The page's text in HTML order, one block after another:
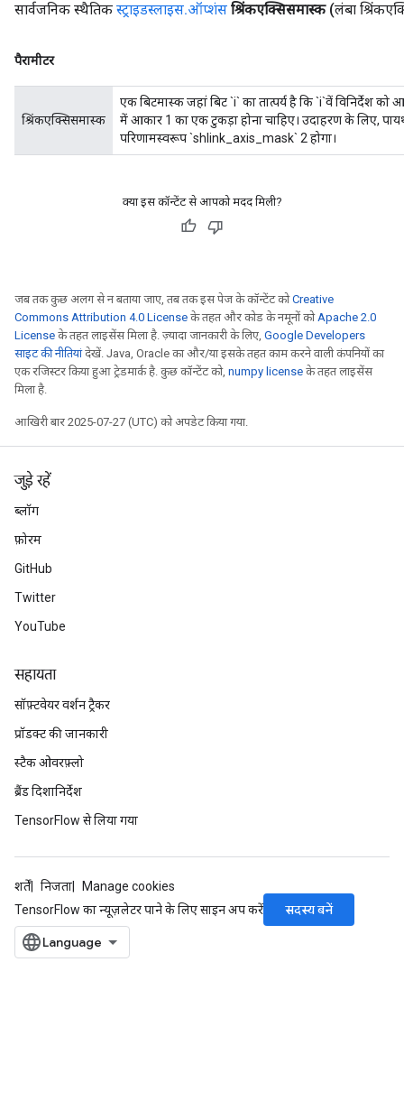
सार्वजनिक स्थैतिक स्ट्राइडस्लाइस.ऑप्शंस श्रिंकएक्सिसमास्क (लंबा
पैरामीटर
श्रिंकएक्सिसमास्क
एक बिटमास्क जहां बिट `i` का तात्पर्य है कि `i`वें विनिर्देश
में आकार 1 का एक टुकड़ा होना चाहिए। उदाहरण के लिए,
परिणामस्वरूप `shlink_axis_mask` 2 होगा।
क्या इस कॉन्टेंट से आपको मदद मिली?
जब तक कुछ अलग से न बताया जाए, तब तक इस पेज के कॉन्टेंट कोCreative
Commons Attribution 4.0 License के तहत और कोड के नमूनों कोApache 2.0
License के तहत लाइसेंस मिला है. ज़्यादा जानकारी के लिए, Google Developers
साइट की नीतियांदेखें. Java, Oracle का और/या इसके तहत काम करने वाली कंपनियों का
एक रजिस्टर किया हुआ ट्रेडमार्क है. कुछ कॉन्टेंट को, numpy license के तहत लाइसेंस
मिला है.
आखिरी बार 2025-07-27 (UTC) को अपडेट किया गया.
जुड़े रहें
ब्लॉग
फ़ोरम
GitHub
Twitter
YouTube
सहायता
सॉफ़्टवेयर वर्शन ट्रैकर
प्रॉडक्ट की जानकारी
स्टैक ओवरफ़्लो
ब्रैंड दिशानिर्देश
TensorFlow से लिया गया
शर्तें निजता
Manage cookies
TensorFlow का न्यूज़लेटर पाने के लिए साइन अप करें
सदस्य बनें